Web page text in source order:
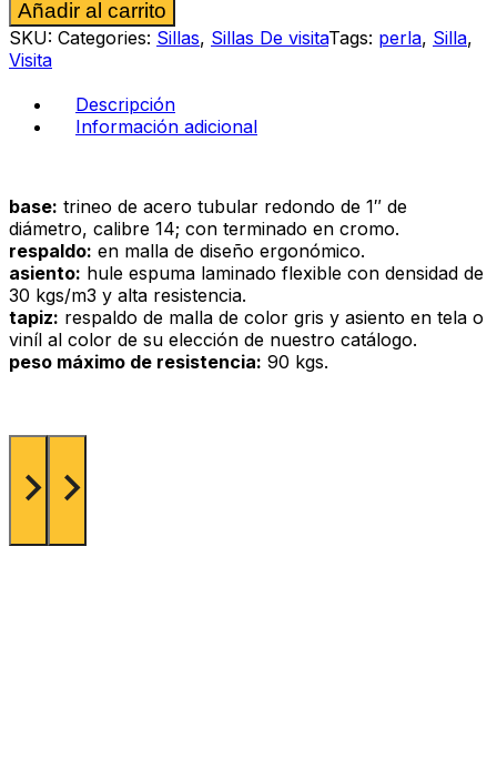
visita
Salato
gris
-
cantidad
Añadir al carrito
SKU: Categories: Sillas, Sillas De visitaTags: perla, Silla,
Visita
Descripción
Información adicional
base: trineo de acero tubular redondo de 1″ de
diámetro, calibre 14; con terminado en cromo.
respaldo: en malla de diseño ergonómico.
asiento: hule espuma laminado flexible con densidad de
30 kgs/m3 y alta resistencia.
tapiz: respaldo de malla de color gris y asiento en tela o
viníl al color de su elección de nuestro catálogo.
peso máximo de resistencia: 90 kgs.